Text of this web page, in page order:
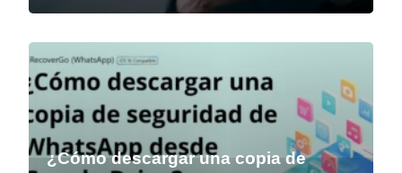
¿Cómo descargar una copia de